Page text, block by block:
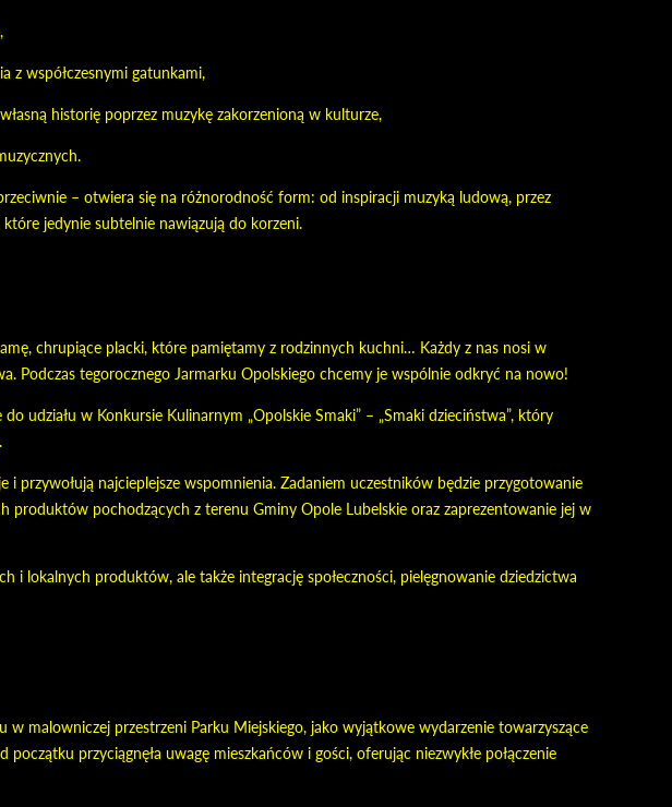
z współczesnymi gatunkami,
historię poprzez muzykę zakorzenioną w kulturze,
– otwiera się na różnorodność form: od inspiracji muzyką ludową, przez
jedynie subtelnie nawiązują do korzeni.
chrupiące placki, które pamiętamy z rodzinnych kuchni… Każdy z nas nosi w
Podczas tegorocznego Jarmarku Opolskiego chcemy je wspólnie odkryć na nowo!
udziału w Konkursie Kulinarnym „Opolskie Smaki” – „Smaki dzieciństwa”, który
przywołują najcieplejsze wspomnienia. Zadaniem uczestników będzie przygotowanie
pochodzących z terenu Gminy Opole Lubelskie oraz zaprezentowanie jej w
lokalnych produktów, ale także integrację społeczności, pielęgnowanie dziedzictwa
malowniczej przestrzeni Parku Miejskiego, jako wyjątkowe wydarzenie towarzyszące
przyciągnęła uwagę mieszkańców i gości, oferując niezwykłe połączenie